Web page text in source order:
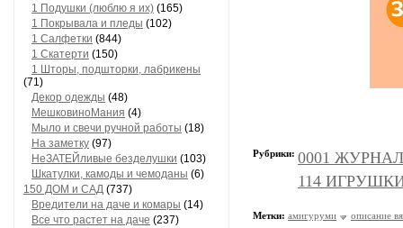
1 Подушки (люблю я их) (165)
1 Покрывала и пледы (102)
1 Салфетки (844)
1 Скатерти (150)
1 Шторы, подшторки, лабрикены
(71)
Декор одежды (48)
МешковиноМания (4)
Мыло и свечи ручной работы (18)
На заметку (97)
НеЗАТЕЙливые безделушки (103)
Шкатулки, камоды и чемоданы (6)
150 ДОМ и САД (737)
Вредители на даче и комары (14)
Все что растет на даче (237)
Рубрики: 0001
114 ИГРУШКИ
Метки: амигуруми описание